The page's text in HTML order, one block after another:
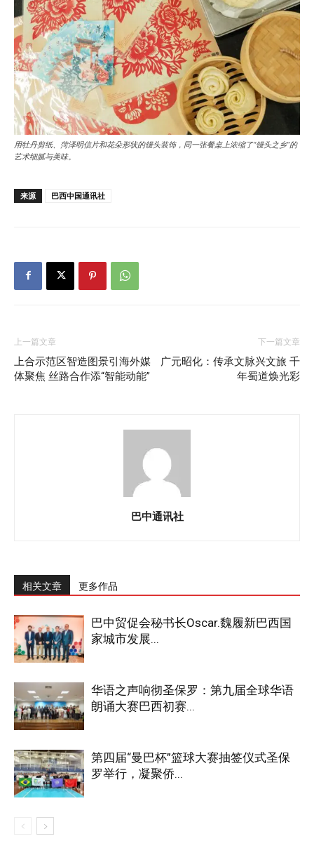
用牡丹剪纸、菏泽明信片和花朵形状的馒头装饰，同一张餐桌上浓缩了“馒头之乡”的
艺术细腻与美味。
来源 巴西中国通讯社
上一篇文章
上合示范区智造图景引海外媒
体聚焦 丝路合作添“智能动能”
下一篇文章
广元昭化：传承文脉兴文旅 千
年蜀道焕光彩
巴中通讯社
相关文章 更多作品
巴中贸促会秘书长Oscar.魏履新巴西国
家城市发展...
华语之声响彻圣保罗：第九届全球华语
朗诵大赛巴西初赛...
第四届“曼巴杯”篮球大赛抽签仪式圣保
罗举行，凝聚侨...